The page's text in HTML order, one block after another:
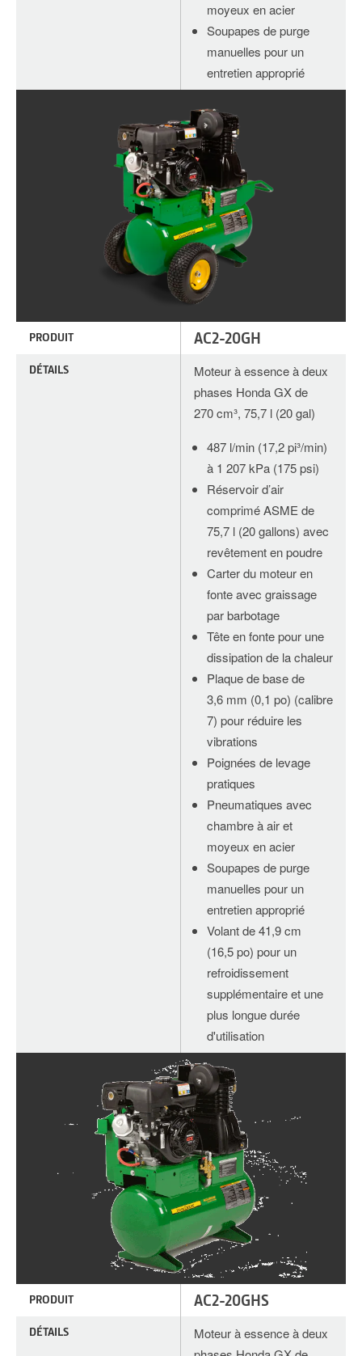
moyeux en acier
Soupapes de purge
manuelles pour un
entretien approprié
PRODUIT AC2-20GH
DÉTAILS
Moteur à essence à deux
phases Honda GX de
270 cm³, 75,7 l (20 gal)
487 l/min (17,2 pi³/min)
à 1 207 kPa (175 psi)
Réservoir d’air
comprimé ASME de
75,7 l (20 gallons) avec
revêtement en poudre
Carter du moteur en
fonte avec graissage
par barbotage
Tête en fonte pour une
dissipation de la chaleur
Plaque de base de
3,6 mm (0,1 po) (calibre
7) pour réduire les
vibrations
Poignées de levage
pratiques
Pneumatiques avec
chambre à air et
moyeux en acier
Soupapes de purge
manuelles pour un
entretien approprié
Volant de 41,9 cm
(16,5 po) pour un
refroidissement
supplémentaire et une
plus longue durée
d'utilisation
PRODUIT AC2-20GHS
DÉTAILS
Moteur à essence à deux